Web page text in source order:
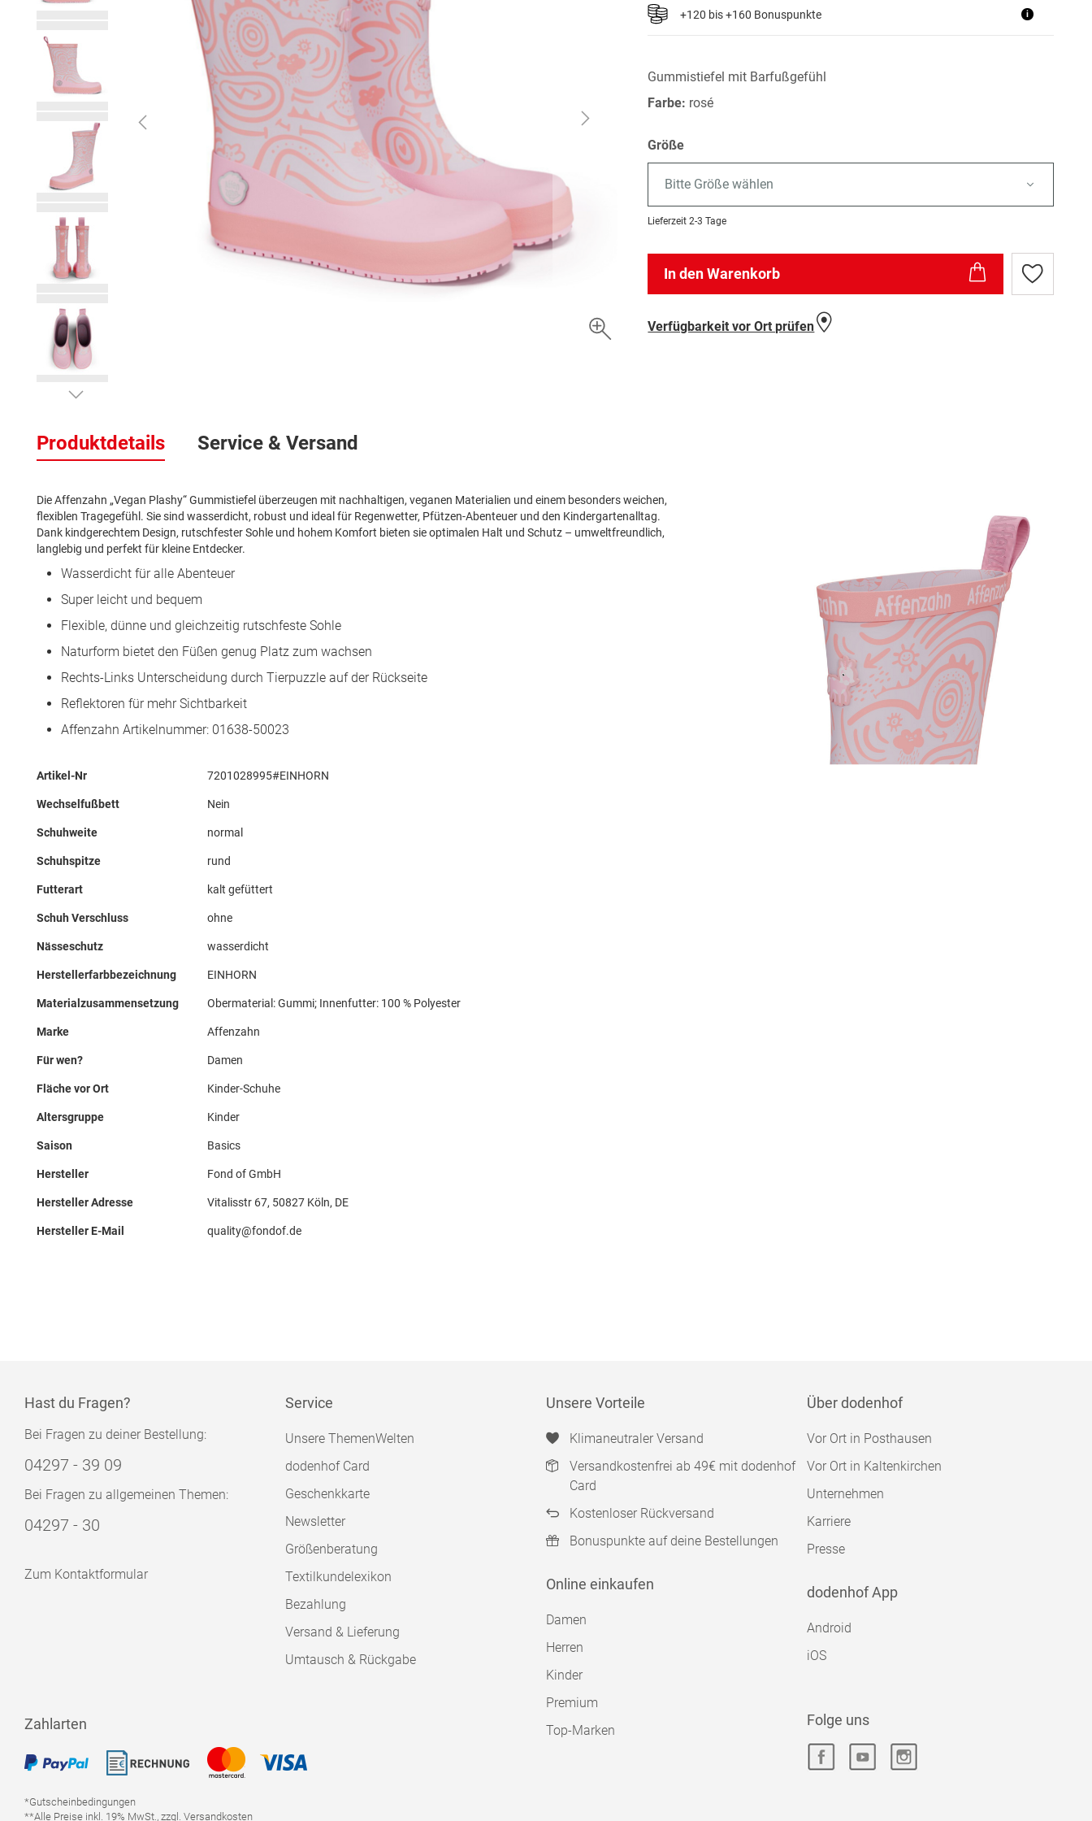
der
Bildergalerie
+120 bis +160 Bonuspunkte i
Gummistiefel mit Barfußgefühl
Farbe: rosé
Größe
Bitte Größe wählen
Lieferzeit 2-3 Tage
In den Warenkorb
Zur
Wunschliste
Verfügbarkeit vor Ort prüfen
Produktdetails
Die Affenzahn „Vegan Plashy“ Gummistiefel überzeugen mit nachhaltigen, veganen Materialien und einem besonders weichen,
flexiblen Tragegefühl. Sie sind wasserdicht, robust und ideal für Regenwetter, Pfützen-Abenteuer und den Kindergartenalltag.
Dank kindgerechtem Design, rutschfester Sohle und hohem Komfort bieten sie optimalen Halt und Schutz – umweltfreundlich,
langlebig und perfekt für kleine Entdecker.
Wasserdicht für alle Abenteuer
Super leicht und bequem
Flexible, dünne und gleichzeitig rutschfeste Sohle
Naturform bietet den Füßen genug Platz zum wachsen
Rechts-Links Unterscheidung durch Tierpuzzle auf der Rückseite
Reflektoren für mehr Sichtbarkeit
Affenzahn Artikelnummer: 01638-50023
Mehr
Artikel-Nr 7201028995#EINHORN
Wechselfußbett Nein
Schuhweite normal
Schuhspitze rund
Futterart kalt gefüttert
Schuh Verschluss ohne
Nässeschutz wasserdicht
Herstellerfarbbezeichnung EINHORN
Materialzusammensetzung Obermaterial: Gummi; Innenfutter: 100 % Polyester
Marke Affenzahn
Für wen? Damen
Fläche vor Ort Kinder-Schuhe
Altersgruppe Kinder
Saison Basics
Hersteller Fond of GmbH
Hersteller Adresse Vitalisstr 67, 50827 Köln, DE
Hersteller E-Mail quality@fondof.de
Service & Versand
Hast du Fragen?
Bei Fragen zu deiner Bestellung:
04297 - 39 09
Bei Fragen zu allgemeinen Themen:
04297 - 30
Zum Kontaktformular
Service
Unsere ThemenWelten
dodenhof Card
Geschenkkarte
Newsletter
Größenberatung
Textilkundelexikon
Bezahlung
Versand & Lieferung
Umtausch & Rückgabe
Unsere Vorteile
Klimaneutraler Versand
Versandkostenfrei ab 49€ mit dodenhof
Card
Kostenloser Rückversand
Bonuspunkte auf deine Bestellungen
Online einkaufen
Damen
Herren
Kinder
Premium
Top-Marken
Über dodenhof
Vor Ort in Posthausen
Vor Ort in Kaltenkirchen
Unternehmen
Karriere
Presse
dodenhof App
Android
iOS
Zahlarten
*Gutscheinbedingungen
**Alle Preise inkl. 19% MwSt., zzgl. Versandkosten
Folge uns